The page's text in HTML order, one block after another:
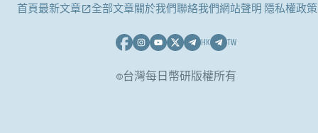
首頁最新文章 全部文章關於我們聯絡我們網站聲明 隱私權政策
HK TW
©台灣每日幣研版權所有